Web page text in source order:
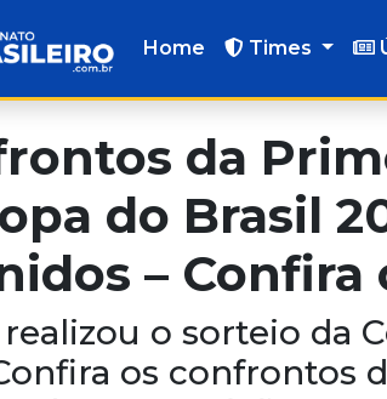
Home Times
da
do Brasil
– Confira
o sorteio da
os confrontos